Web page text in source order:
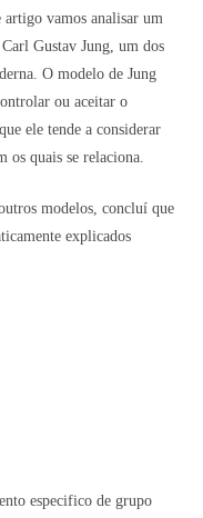
artigo vamos analisar um
Gustav Jung, um dos
O modelo de Jung
ou aceitar o
ele tende a considerar
os quais se relaciona.
modelos, concluí que
explicados
especifico de grupo